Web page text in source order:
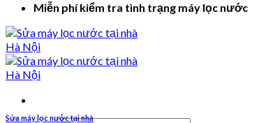
Miễn phí kiểm tra tình trạng máy lọc nước
Sửa máy lọc nước tại nhà